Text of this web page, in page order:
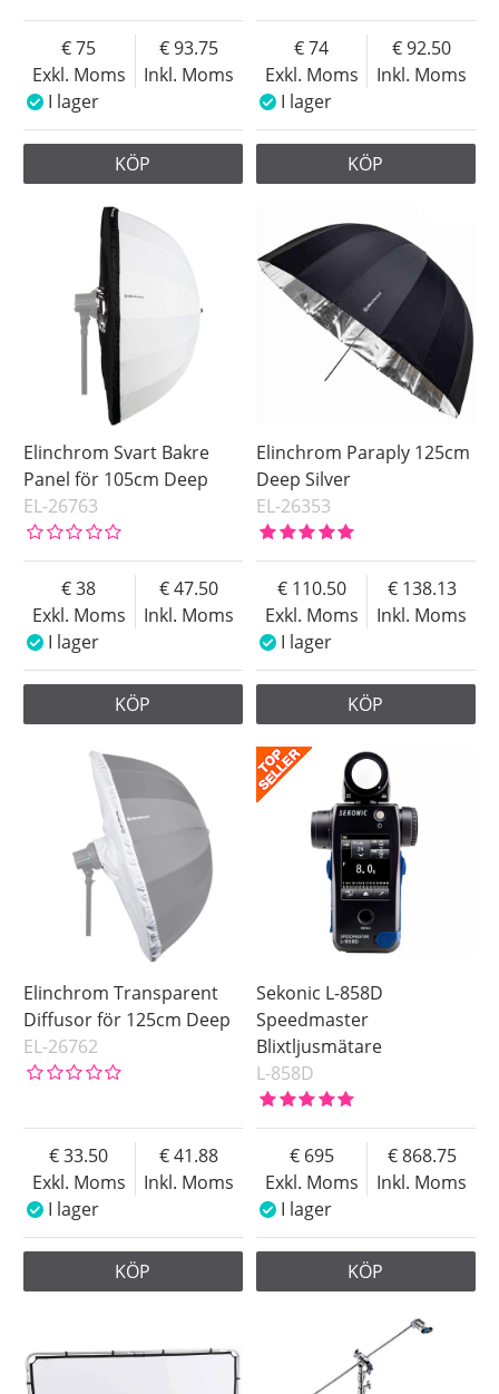
Exkl. Moms
75
Inkl. Moms
93.75
I lager
KÖP
Exkl. Moms
74
Inkl. Moms
92.50
I lager
KÖP
Elinchrom Svart Bakre
Panel för 105cm Deep
EL-26763
Exkl. Moms
38
Inkl. Moms
47.50
I lager
KÖP
Elinchrom Paraply 125cm
Deep Silver
EL-26353
Exkl. Moms
110.50
Inkl. Moms
138.13
I lager
KÖP
Elinchrom Transparent
Diffusor för 125cm Deep
EL-26762
Exkl. Moms
33.50
Inkl. Moms
41.88
I lager
KÖP
Sekonic L-858D
Speedmaster
Blixtljusmätare
L-858D
Exkl. Moms
695
Inkl. Moms
868.75
I lager
KÖP